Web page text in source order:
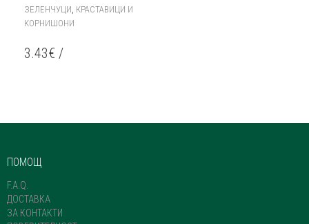
ЗЕЛЕНЧУЦИ КРАСТАВИЦИ И
КОРНИШОНИ
3.43€ /
ПОМОЩ
F.A.Q.
ДОСТАВКА
ЗА КОНТАКТИ